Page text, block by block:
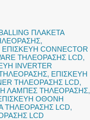
ΠΛΑΚΕΤΑ
,
ΕΠΙΣΚΕΥΗ CONNECTOR
ΤΗΛΕΟΡΑΣΗΣ LCD,
INVERTER
, ΕΠΙΣΚΕΥΗ
ΤΗΛΕΟΡΑΣΗΣ LCD,
ΛΑΜΠΕΣ ΤΗΛΕΟΡΑΣΗΣ,
ΟΘΟΝΗ
ΤΗΛΕΟΡΑΣΗΣ LCD,
LCD